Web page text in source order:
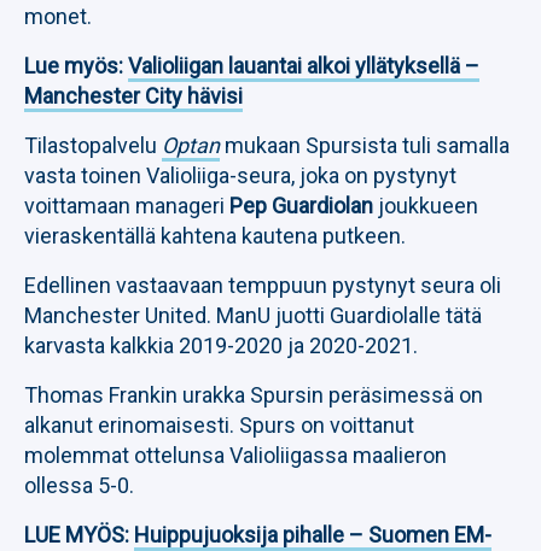
monet.
Lue myös:Valioliigan lauantai alkoi yllätyksellä –
Manchester City hävisi
Tilastopalvelu Optanmukaan Spursista tuli samalla
vasta toinen Valioliiga-seura, joka on pystynyt
voittamaan manageri Pep Guardiolan joukkueen
vieraskentällä kahtena kautena putkeen.
Edellinen vastaavaan temppuun pystynyt seura oli
Manchester United. ManU juotti Guardiolalle tätä
karvasta kalkkia 2019-2020 ja 2020-2021.
Thomas Frankin urakka Spursin peräsimessä on
alkanut erinomaisesti. Spurs on voittanut
molemmat ottelunsa Valioliigassa maalieron
ollessa 5-0.
LUE MYÖS: Huippujuoksija pihalle – Suomen EM-